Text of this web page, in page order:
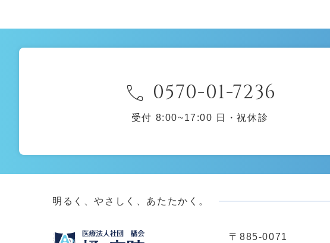
提携ホテルのご案内
提携レストランのご案内
プライバシーポリシー
call 0570-01-7236
受付 8:00~17:00 日・祝休診
明るく、やさしく、あたたかく。
〒885-0071